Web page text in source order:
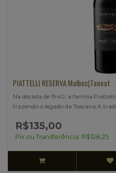
PIATTELLI RESERVA Malbec|Tannat
Na década de 1940, a família
trazendo o legado da Toscana.​A
R$135,00
Pix ou Transferência: R$128,25